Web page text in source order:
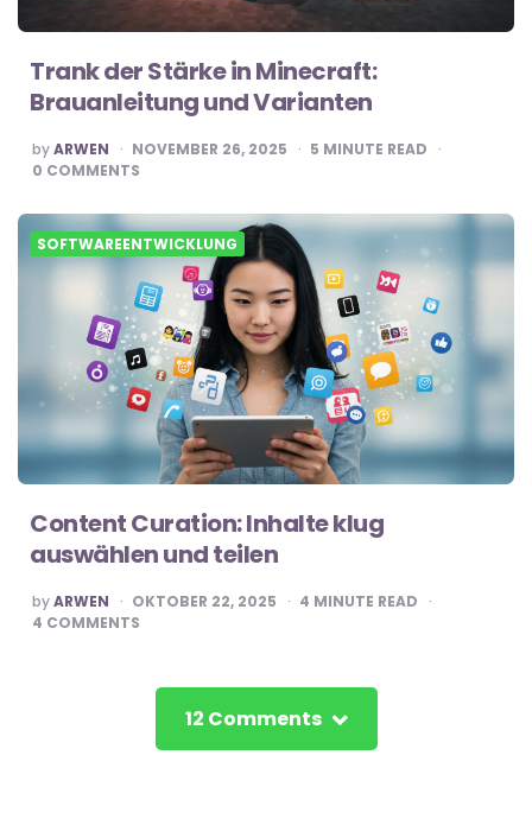
Trank der Stärke in Minecraft:
Brauanleitung und Varianten
POSTED
BY
byARWEN NOVEMBER 26, 2025 5 MINUTE READ
0 COMMENTS
SOFTWAREENTWICKLUNG
Content Curation: Inhalte klug
auswählen und teilen
POSTED
BY
byARWEN OKTOBER 22, 2025 4 MINUTE READ
4 COMMENTS
12 Comments